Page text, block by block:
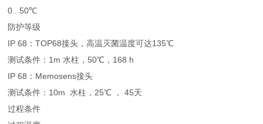
0...50℃
防护等级
IP 68：TOP68接头，高温灭菌温度可达135℃
测试条件：1m 水柱，50℃，168 h
IP 68：Memosens接头
测试条件：10m 水柱，25℃ ， 45天
过程条件